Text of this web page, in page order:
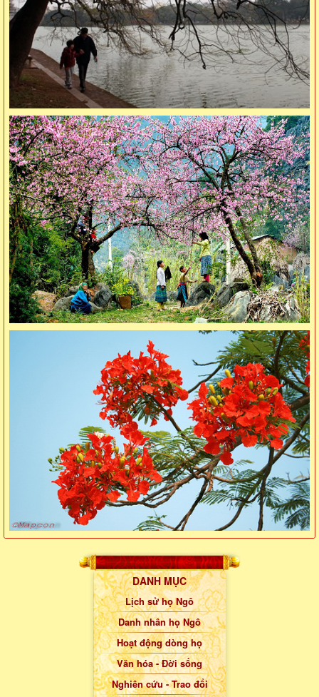
DANH MỤC
Lịch sử họ Ngô
Danh nhân họ Ngô
Hoạt động dòng họ
Văn hóa - Đời sống
Nghiên cứu - Trao đổi